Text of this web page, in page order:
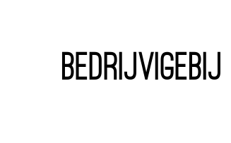
BedrijvigeBij